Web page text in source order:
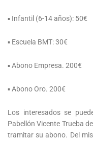
▪ Infantil (6-14 años): 50€
▪ Escuela BMT: 30€
▪ Abono Empresa. 200€
▪ Abono Oro. 200€
Los interesados se
Pabellón Vicente Trueba
tramitar su abono. Del